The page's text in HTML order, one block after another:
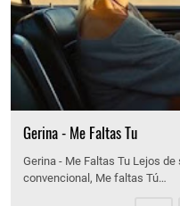
Gerina - Me Faltas Tu
Gerina - Me Faltas Tu Lejos
convencional, Me faltas Tú…